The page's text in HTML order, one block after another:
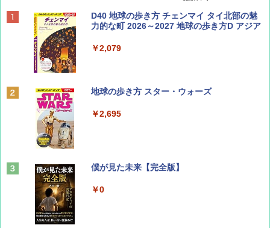
BE-PAL(ビ-パル) 2026年 9 月号【特別付録:
SOTO ミニマル"旅"財布 ランダム2種】
￥1,500
ディズニーファン ２０２６年 ９月号 [雑
山と溪谷 2026年8月号「南アルプス大全」
￥1,540
D40 地球の歩き方 チェンマイ タイ北部の魅
力的な町 2026～2027 地球の歩き方D アジア
￥2,079
地球の歩き方 スター・ウォーズ
￥2,695
僕が見た未来【完全版】
￥0